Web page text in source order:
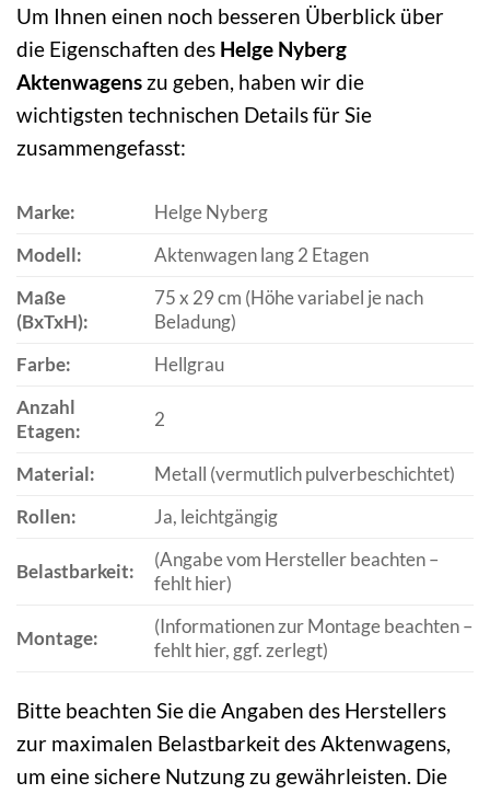
Um Ihnen einen noch besseren Überblick über
die Eigenschaften des Helge Nyberg
Aktenwagens zu geben, haben wir die
wichtigsten technischen Details für Sie
zusammengefasst:
Marke:
Helge Nyberg
Modell:
Aktenwagen lang 2 Etagen
Maße
(BxTxH):
75 x 29 cm (Höhe variabel je nach
Beladung)
Farbe:
Hellgrau
Anzahl
Etagen:
2
Material:
Metall (vermutlich pulverbeschichtet)
Rollen:
Ja, leichtgängig
Belastbarkeit:
(Angabe vom Hersteller beachten –
fehlt hier)
Montage:
(Informationen zur Montage beachten –
fehlt hier, ggf. zerlegt)
Bitte beachten Sie die Angaben des Herstellers
zur maximalen Belastbarkeit des Aktenwagens,
um eine sichere Nutzung zu gewährleisten. Die